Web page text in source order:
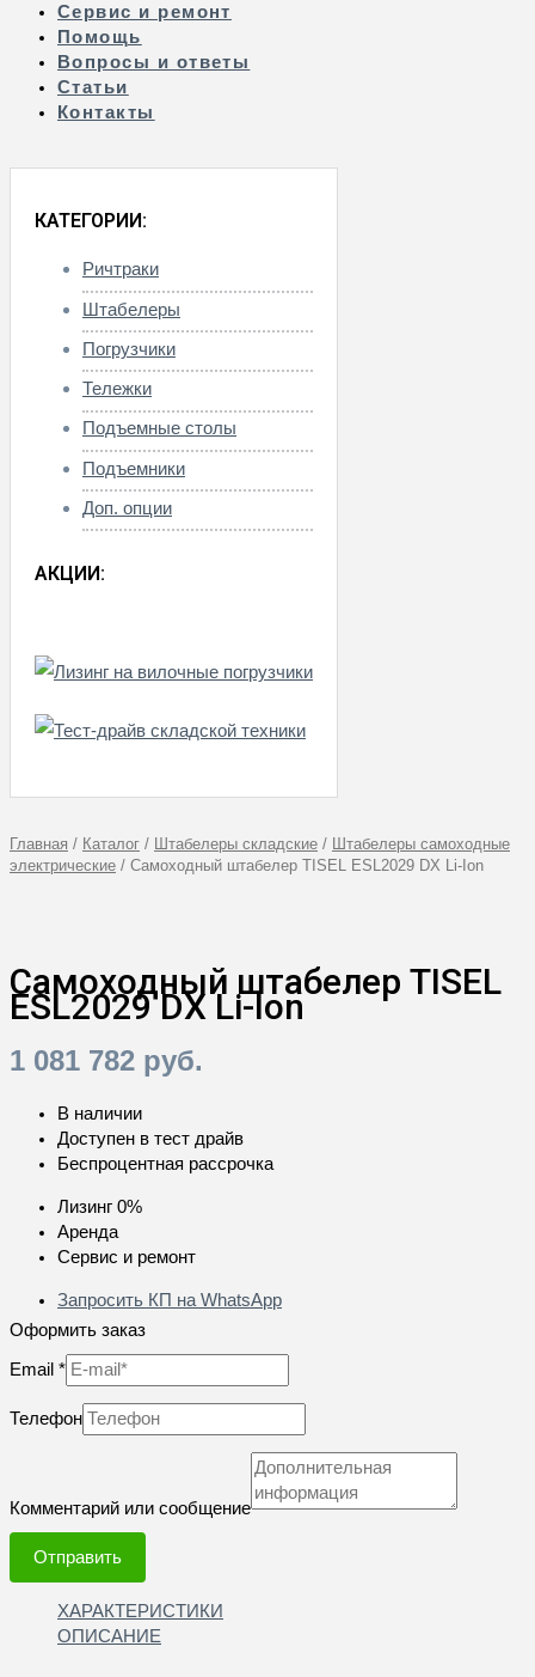
Сервис и ремонт
Помощь
Вопросы и ответы
Статьи
Контакты
КАТЕГОРИИ:
Ричтраки
Штабелеры
Погрузчики
Тележки
Подъемные столы
Подъемники
Доп. опции
АКЦИИ:
Главная / Каталог / Штабелеры складские / Штабелеры самоходные
электрические / Самоходный штабелер TISEL ESL2029 DX Li-Ion
Самоходный штабелер TISEL
ESL2029 DX Li-Ion
1 081 782 руб.
В наличии
Доступен в тест драйв
Беспроцентная рассрочка
Лизинг 0%
Аренда
Сервис и ремонт
Запросить КП на WhatsApp
Оформить заказ
Email *
Телефон
Комментарий или сообщение
Отправить
ХАРАКТЕРИСТИКИ
ОПИСАНИЕ